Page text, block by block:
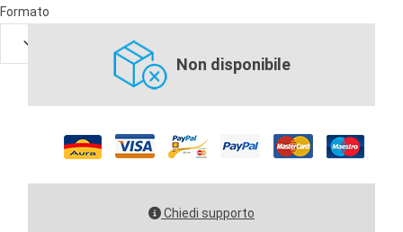
Formato
Non disponibile
Chiedi supporto